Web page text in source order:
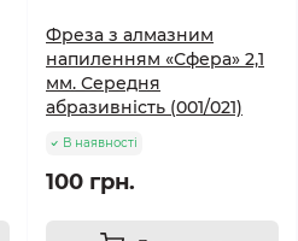
Фреза з алмазним
напиленням «Сфера» 2,1
мм. Середня
абразивність (001/021)
В наявності
100 грн.